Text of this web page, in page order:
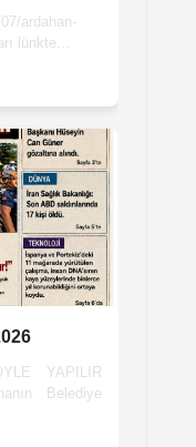
ardahan-
lünkte...
YAPILIR
Belediye